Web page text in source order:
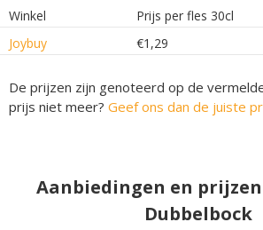
Winkel Prijs per fles 30cl
Joybuy
€1,29
De prijzen zijn genoteerd op de
prijs niet meer? Geef ons dan de juiste
Aanbiedingen en
Dubbelbock